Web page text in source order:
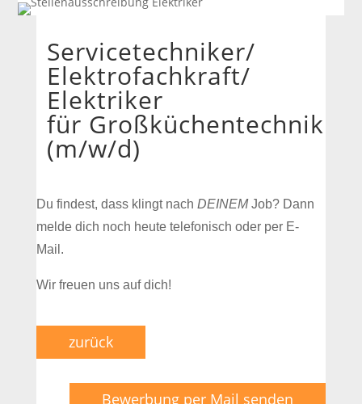
Servicetechniker/
Elektrofachkraft/
Elektriker
für Großküchentechnik
(m/w/d)
Du findest, dass klingt nach DEINEMJob? Dann
melde dich noch heute telefonisch oder per E-
Mail.
Wir freuen uns auf dich!
zurück
Bewerbung per Mail senden